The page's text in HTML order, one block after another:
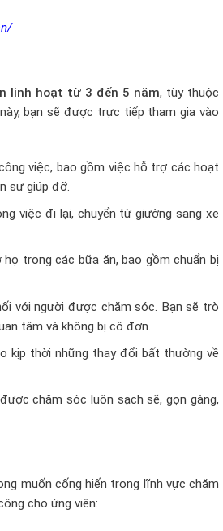
linh hoạt từ 3 đến 5 năm, tùy thuộc
bạn sẽ được trực tiếp tham gia vào
việc, bao gồm việc hỗ trợ các hoạt
sự giúp đỡ.
việc đi lại, chuyển từ giường sang xe
trong các bữa ăn, bao gồm chuẩn bị
với người được chăm sóc. Bạn sẽ trò
tâm và không bị cô đơn.
kịp thời những thay đổi bất thường về
chăm sóc luôn sạch sẽ, gọn gàng,
muốn cống hiến trong lĩnh vực chăm
cho ứng viên: